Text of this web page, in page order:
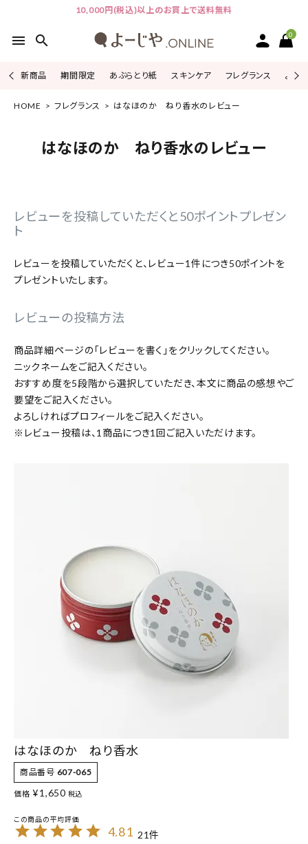
10,000円(税込)以上のお買上で送料無料
menu search 0
新商品 期間限定 あぶらとり紙 スキンケア フレグランス よじ
ACCOUNT MENU
カテゴリーから探す
シリーズから探す
お知らせ
ご利用ガイド
お客さま向け窓口(お問い合わせ)
HOME フレグランス はなほのか ねり香水のレビュー
はなほのか ねり香水のレビュー
レビューを投稿していただくと50ポイントプレゼン
ト
レビューを投稿していただくと、レビュー1件につき50ポイントを
プレゼントいたします。
レビューの投稿方法
商品詳細ページの「レビューを書く」をクリックしてください。
ニックネームをご記入ください。
おすすめ度を5段階から選択していただき、本文に商品の感想やご
要望をご記入ください。
よろしければプロフィールをご記入ください。
※レビュー投稿は、1商品につき1回ご記入いただけます。
はなほのか ねり香水
商品番号 607-065
価格 ¥1,650 税込
4.81 21